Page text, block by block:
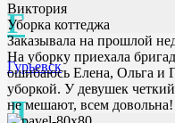
Г
Гурьевск
Д
Виктория
Уборка коттеджа
Заказывала на прошлой
На уборку приехала
ошибаюсь Елена, Ольга и
уборкой. У девушек
не мешают, всем